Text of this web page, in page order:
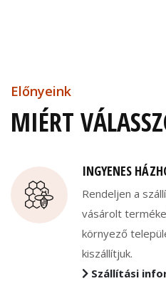
Előnyeink
MIÉRT
INGYENES
Rendeljen a
vásárolt
környező
kiszállítjuk.
Szállítási